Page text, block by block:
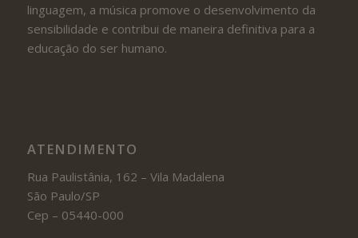
linguagem, a música promove o desenvolvimento da
sensibilidade e contribui de maneira definitiva para a
educação do ser humano.
ATENDIMENTO
Rua Paulistânia, 162 – Vila Madalena
São Paulo/SP
Cep – 05440-000